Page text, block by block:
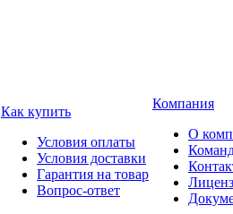
Как купить
Условия оплаты
Условия доставки
Гарантия на товар
Вопрос-ответ
Компания
О